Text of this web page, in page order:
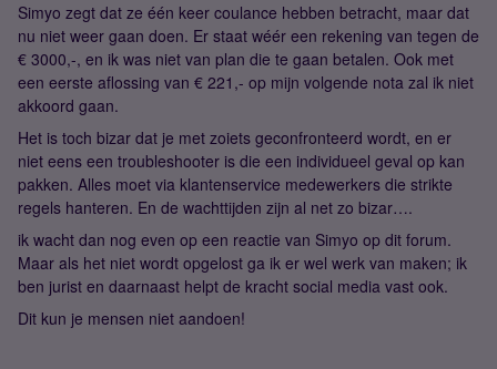
Simyo zegt dat ze één keer coulance hebben betracht, maar dat
nu niet weer gaan doen. Er staat wéér een rekening van tegen de
€ 3000,-, en ik was niet van plan die te gaan betalen. Ook met
een eerste aflossing van € 221,- op mijn volgende nota zal ik niet
akkoord gaan.
Het is toch bizar dat je met zoiets geconfronteerd wordt, en er
niet eens een troubleshooter is die een individueel geval op kan
pakken. Alles moet via klantenservice medewerkers die strikte
regels hanteren. En de wachttijden zijn al net zo bizar….
ik wacht dan nog even op een reactie van Simyo op dit forum.
Maar als het niet wordt opgelost ga ik er wel werk van maken; ik
ben jurist en daarnaast helpt de kracht social media vast ook.
Dit kun je mensen niet aandoen!